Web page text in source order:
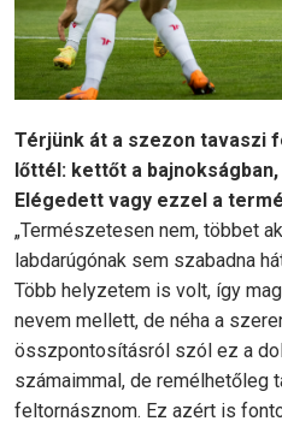
Térjünk át a szezon tavaszi
lőttél: kettőt a
Elégedett vagy ezzel a
„Természetesen nem, többet
labdarúgónak sem szabadna
Több helyzetem is volt, így
nevem mellett, de néha a
összpontosításról szól ez a
számaimmal, de remélhetőleg
feltornásznom. Ez azért is